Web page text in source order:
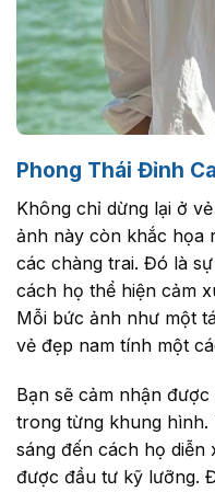
Phong Thái Đỉnh
Không chỉ dừng lại ở
ảnh này còn khắc họa
các chàng trai. Đó là
cách họ thể hiện cảm
Mỗi bức ảnh như một
vẻ đẹp nam tính một
Bạn sẽ cảm nhận
trong từng khung
sáng đến cách họ
được đầu tư kỹ lưỡng.